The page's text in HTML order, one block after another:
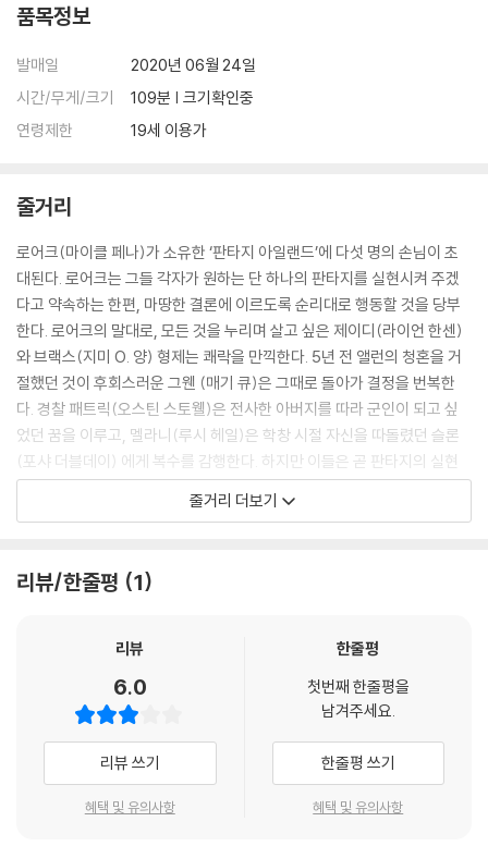
품목정보
발매일
2020년 06월 24일
시간/무게/크기
109분 | 크기확인중
연령제한
19세 이용가
줄거리
로어크(마이클 페나)가 소유한 ‘판타지 아일랜드’에 다섯 명의 손님이 초
대된다. 로어크는 그들 각자가 원하는 단 하나의 판타지를 실현시켜 주겠
다고 약속하는 한편, 마땅한 결론에 이르도록 순리대로 행동할 것을 당부
한다. 로어크의 말대로, 모든 것을 누리며 살고 싶은 제이디(라이언 한센)
와 브랙스(지미 O. 양) 형제는 쾌락을 만끽한다. 5년 전 앨런의 청혼을 거
절했던 것이 후회스러운 그웬 (매기 큐)은 그때로 돌아가 결정을 번복한
다. 경찰 패트릭(오스틴 스토웰)은 전사한 아버지를 따라 군인이 되고 싶
었던 꿈을 이루고, 멜라니(루시 헤일)은 학창 시절 자신을 따돌렸던 슬론
(포샤 더블데이) 에게 복수를 감행한다. 하지만 이들은 곧 판타지의 실현
에 뒤따르는 고통스러운 대가를 치른다. 그 과정에서 각자의 판타지가 서
로 연결되기 시작하고, 그들이 섬에 초대된 진짜 이유가 드러나는데…
줄거리 더보기
리뷰/한줄평 1
리뷰
6.0
리뷰 쓰기
혜택 및 유의사항
한줄평
첫번째 한줄평을
남겨주세요.
한줄평 쓰기
혜택 및 유의사항